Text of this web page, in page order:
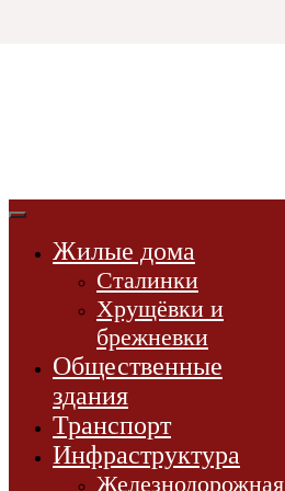
3D-моделиЖилые дома
Сталинки
Хрущёвки и
брежневки
Общественные
здания
Транспорт
Инфраструктура
Железнодорожная